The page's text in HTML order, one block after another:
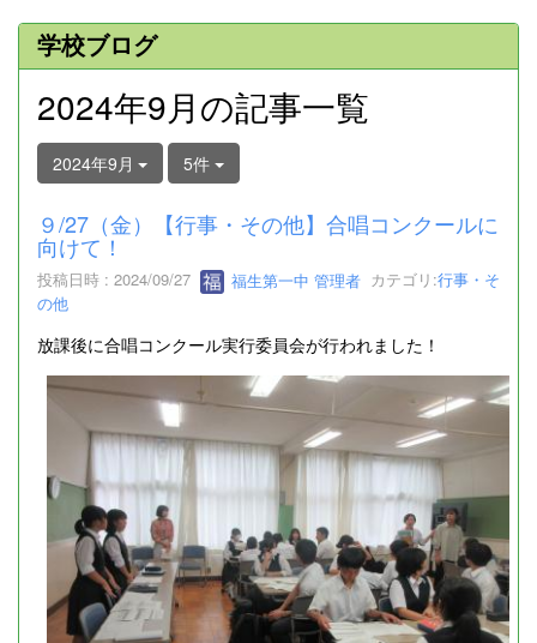
学校ブログ
2024年9月の記事一覧
2024年9月 5件
９/27（金）【行事・その他】合唱コンクールに
向けて！
投稿日時 : 2024/09/27 福生第一中 管理者 カテゴリ:行事・そ
の他
放課後に合唱コンクール実行委員会が行われました！